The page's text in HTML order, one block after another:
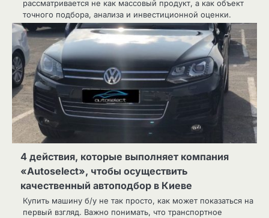
рассматривается не как массовый продукт, а как объект
точного подбора, анализа и инвестиционной оценки.
4 действия, которые выполняет компания
«Autoselect», чтобы осуществить
качественный автоподбор в Киеве
Купить машину б/у не так просто, как может показаться на
первый взгляд. Важно понимать, что транспортное